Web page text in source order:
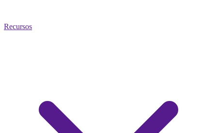
Recursos